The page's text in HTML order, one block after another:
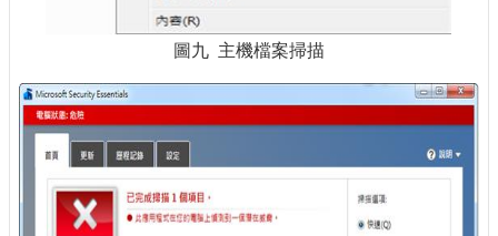
圖九 主機檔案掃描